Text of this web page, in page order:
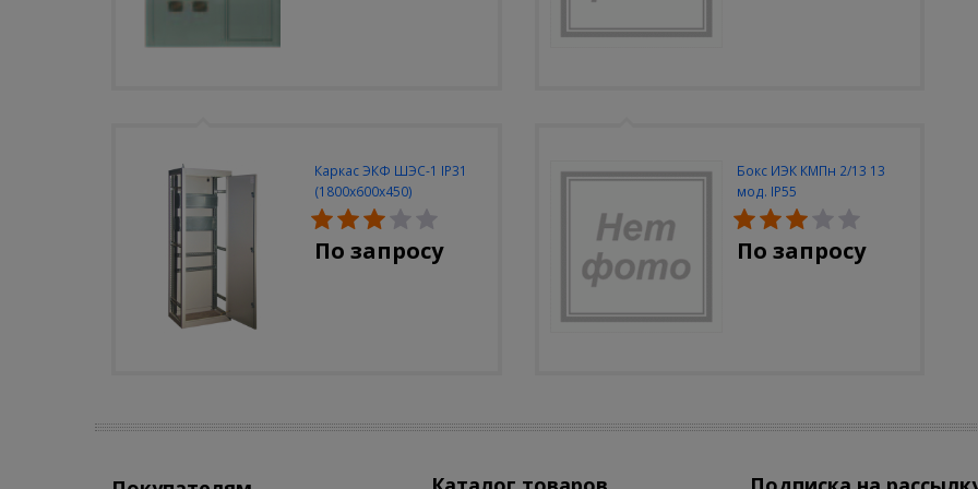
Каркас ЭКФ ШЭС-1 IP31
(1800х600х450)
По запросу
Бокс ИЭК КМПн 2/13 13
мод. IP55
По запросу